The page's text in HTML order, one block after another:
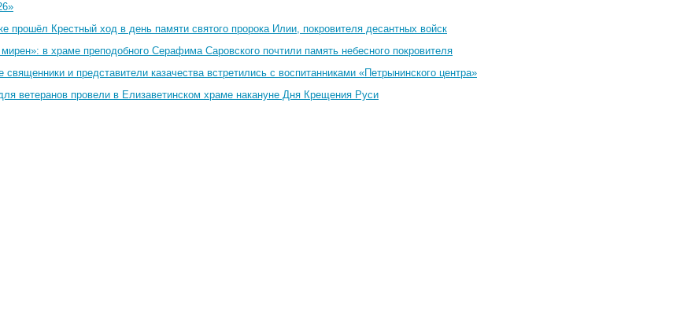
прошёл Крестный ход в день памяти святого пророка Илии, покровителя десантных войск
в храме преподобного Серафима Саровского почтили память небесного покровителя
священники и представители казачества встретились с воспитанниками «Петрынинского центра»
ветеранов провели в Елизаветинском храме накануне Дня Крещения Руси